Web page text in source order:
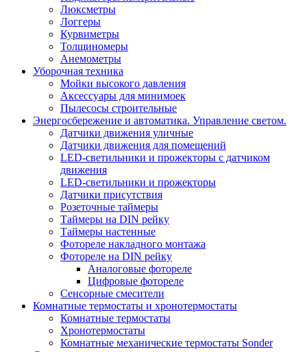
Люксметры
Логгеры
Курвиметры
Толщиномеры
Анемометры
Уборочная техника
Мойки высокого давления
Аксессуары для минимоек
Пылесосы строительные
Энергосбережение и автоматика. Управление светом.
Датчики движения уличные
Датчики движения для помещений
LED-светильники и прожекторы с датчиком
движения
LED-светильники и прожекторы
Датчики присутствия
Розеточные таймеры
Таймеры на DIN рейку
Таймеры настенные
Фотореле накладного монтажа
Фотореле на DIN рейку
Аналоговые фотореле
Цифровые фотореле
Сенсорные смесители
Комнатные термостаты и хронотермостаты
Комнатные термостаты
Хронотермостаты
Комнатные механические термостаты Sonder